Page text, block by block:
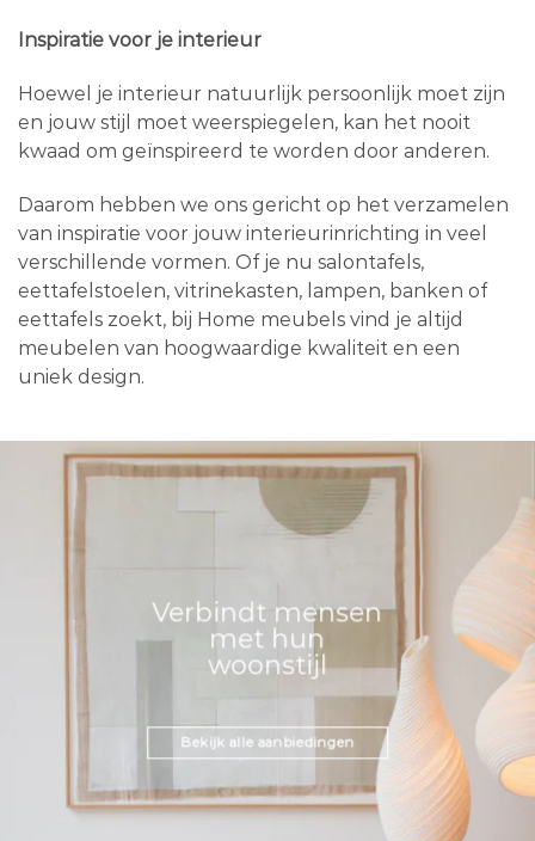
Inspiratie voor je interieur
Hoewel je interieur natuurlijk persoonlijk moet zijn
en jouw stijl moet weerspiegelen, kan het nooit
kwaad om geïnspireerd te worden door anderen.
Daarom hebben we ons gericht op het verzamelen
van inspiratie voor jouw interieurinrichting in veel
verschillende vormen. Of je nu salontafels,
eettafelstoelen, vitrinekasten, lampen, banken of
eettafels zoekt, bij Home meubels vind je altijd
meubelen van hoogwaardige kwaliteit en een
uniek design.
Verbindt mensen
met hun
woonstijl
Bekijk alle aanbiedingen